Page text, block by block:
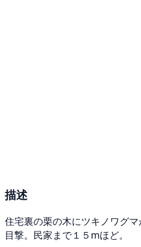
描述
住宅裏の栗の木にツキノワグ
目撃。民家まで１５mほど。